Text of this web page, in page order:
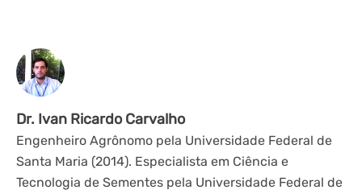
Dr. Ivan Ricardo Carvalho
Engenheiro Agrônomo pela Universidade Federal de
Santa Maria (2014). Especialista em Ciência e
Tecnologia de Sementes pela Universidade Federal de